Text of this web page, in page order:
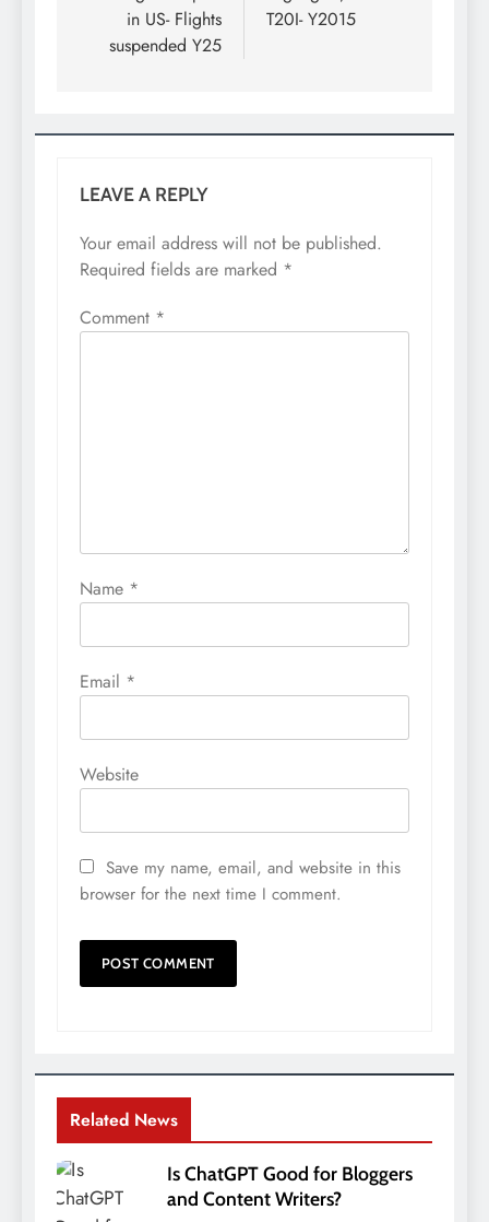
in US- Flights
suspended Y25
T20I- Y2015
LEAVE A REPLY
Your email address will not be published.
Required fields are marked *
Comment *
Name *
Email *
Website
Save my name, email, and website in this
browser for the next time I comment.
Related News
Is ChatGPT Good for Bloggers
and Content Writers?